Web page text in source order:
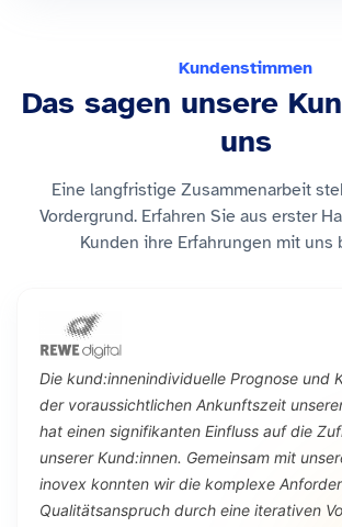
Kundenstimmen
Das sagen unsere
uns
Eine langfristige Zusammenarbeit
Vordergrund. Erfahren Sie aus erster
Kunden ihre Erfahrungen mit uns
Die kund:innenindividuelle Prognose und
der voraussichtlichen Ankunftszeit
hat einen signifikanten Einfluss auf die
unserer Kund:innen. Gemeinsam mit
inovex konnten wir die komplexe
Qualitätsanspruch durch eine iterativen